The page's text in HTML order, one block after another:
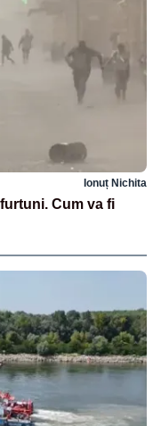
Ionuț Nichita
Cum va fi